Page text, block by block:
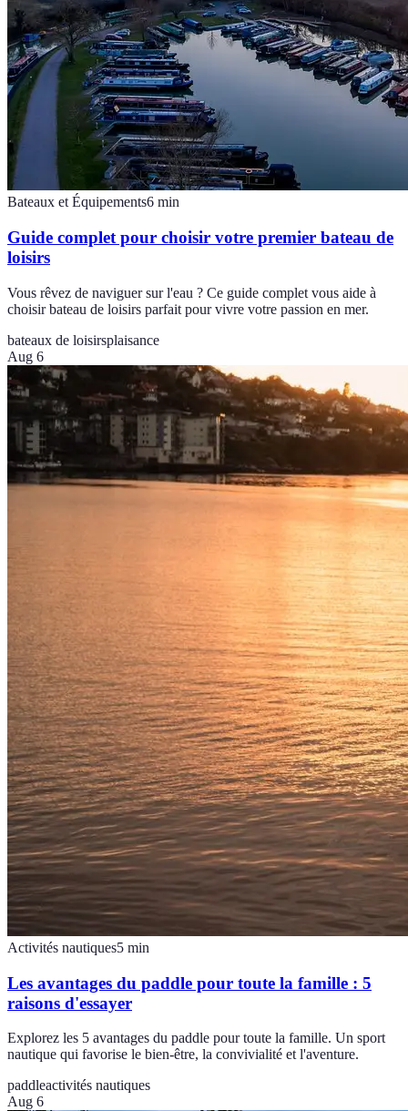
Bateaux et Équipements6 min
Guide complet pour choisir votre premier bateau de
loisirs
Vous rêvez de naviguer sur l'eau ? Ce guide complet vous aide à
choisir bateau de loisirs parfait pour vivre votre passion en mer.
bateaux de loisirsplaisance
Aug 6
Activités nautiques5 min
Les avantages du paddle pour toute la famille : 5
raisons d'essayer
Explorez les 5 avantages du paddle pour toute la famille. Un sport
nautique qui favorise le bien-être, la convivialité et l'aventure.
paddleactivités nautiques
Aug 6